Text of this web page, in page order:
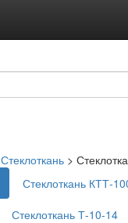
Стеклоткань >
Стеклоткань КТТ-
Стеклоткань Т-10-14